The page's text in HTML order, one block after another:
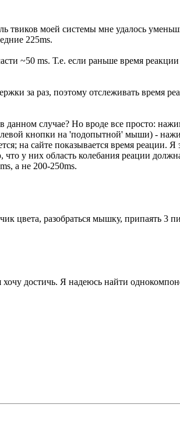
моей системы мне удалось
225ms.
~50 ms. Т.е. если раньше время
за раз, поэтому отслеживать время
данном случае? Но вроде все просто:
левой кнопки на 'подопытной' мыши) -
на сайте показывается время реации.
у них область колебания реации
а не 200-250ms.
цвета, разобраться мышку, припаять 3
достичь. Я надеюсь найти